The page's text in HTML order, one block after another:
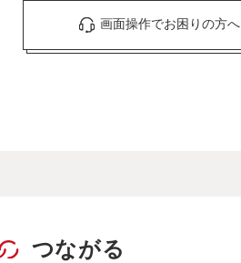
画面操作でお困りの方へ
つながる